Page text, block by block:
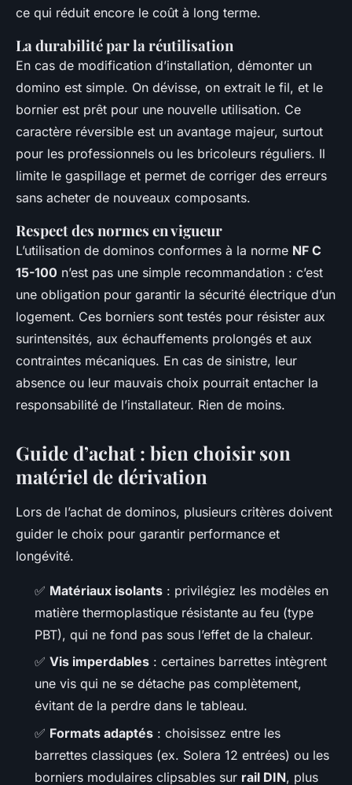
ce qui réduit encore le coût à long terme.
La durabilité par la réutilisation
En cas de modification d’installation, démonter un
domino est simple. On dévisse, on extrait le fil, et le
bornier est prêt pour une nouvelle utilisation. Ce
caractère réversible est un avantage majeur, surtout
pour les professionnels ou les bricoleurs réguliers. Il
limite le gaspillage et permet de corriger des erreurs
sans acheter de nouveaux composants.
Respect des normes en vigueur
L’utilisation de dominos conformes à la norme NF C
15-100 n’est pas une simple recommandation : c’est
une obligation pour garantir la sécurité électrique d’un
logement. Ces borniers sont testés pour résister aux
surintensités, aux échauffements prolongés et aux
contraintes mécaniques. En cas de sinistre, leur
absence ou leur mauvais choix pourrait entacher la
responsabilité de l’installateur. Rien de moins.
Guide d’achat : bien choisir son
matériel de dérivation
Lors de l’achat de dominos, plusieurs critères doivent
guider le choix pour garantir performance et
longévité.
✅ Matériaux isolants : privilégiez les modèles en
matière thermoplastique résistante au feu (type
PBT), qui ne fond pas sous l’effet de la chaleur.
✅ Vis imperdables : certaines barrettes intègrent
une vis qui ne se détache pas complètement,
évitant de la perdre dans le tableau.
✅ Formats adaptés : choisissez entre les
barrettes classiques (ex. Solera 12 entrées) ou les
borniers modulaires clipsables sur rail DIN, plus